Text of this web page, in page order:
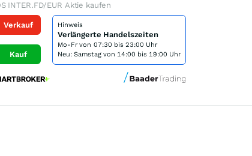
INTER.FD/EUR Aktie kaufen
Verkauf
Kauf
Hinweis
Verlängerte Handelszeiten
Mo-Fr von 07:30 bis 23:00 Uhr
Neu: Samstag von 14:00 bis 19:00 Uhr